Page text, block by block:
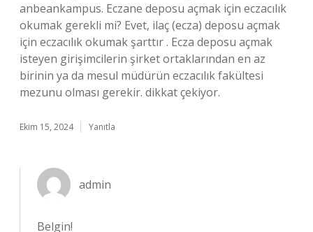
anbeankampus. Eczane deposu açmak için eczacılık
okumak gerekli mi? Evet, ilaç (ecza) deposu açmak
için eczacılık okumak şarttır . Ecza deposu açmak
isteyen girişimcilerin şirket ortaklarından en az
birinin ya da mesul müdürün eczacılık fakültesi
mezunu olması gerekir. dikkat çekiyor.
Ekim 15, 2024 Yanıtla
admin
Belgin!